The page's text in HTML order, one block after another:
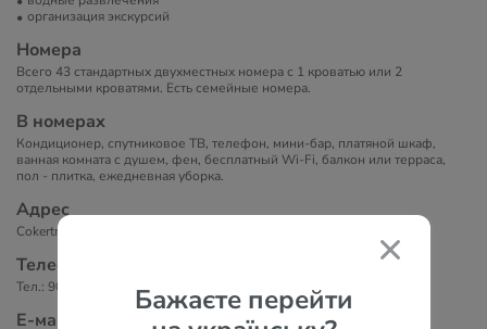
Бажаєте перейти
организация экскурсий
Номера
Всего 43 стандартных двухместных номера с 1 кроватью или 2
отдельными кроватями. Есть семейные номера.
В номерах
Кондиционер, спутниковое ТВ, телефон, мини-бар, платяной шкаф,
ванная комната с душем, фен, бесплатный Wi-Fi, балкон или терраса,
пол - плитка, ежедневная уборка.
Адрес
Cokertme Cad. No:22 Bitez Yalisi, 48300 Битез, Турция
Телефоны
Тел.: 90 252 363 78 56
Е-маil